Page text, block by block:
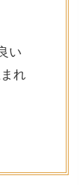
い
れ